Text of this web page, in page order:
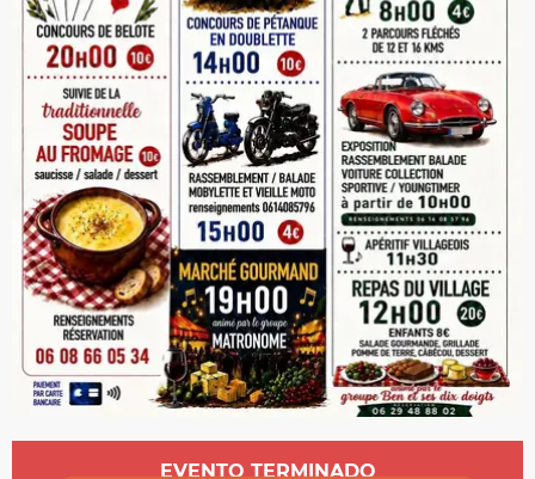
Horarios y datos de contacto
EVENTO TERMINADO